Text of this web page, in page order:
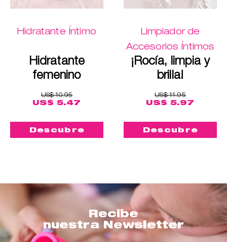
Hidratante Íntimo
Hidratante
femenino
US$ 10.95
US$ 5.47
Descubre
Limpiador de
Accesorios Íntimos
¡Rocía, limpia y
brilla!
US$ 11.95
US$ 5.97
Descubre
Recibe
nuestra Newsletter